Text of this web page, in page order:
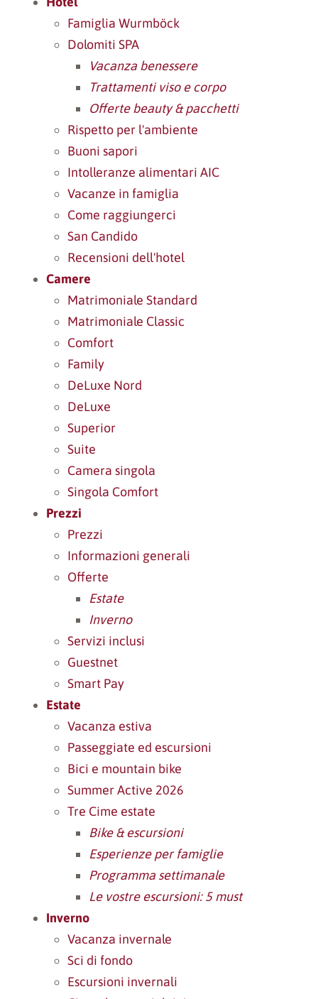
Famiglia Wurmböck
Dolomiti SPA
Vacanza benessere
Trattamenti viso e corpo
Offerte beauty & pacchetti
Rispetto per l'ambiente
Buoni sapori
Intolleranze alimentari AIC
Vacanze in famiglia
Come raggiungerci
San Candido
Recensioni dell'hotel
Camere
Matrimoniale Standard
Matrimoniale Classic
Comfort
Family
DeLuxe Nord
DeLuxe
Superior
Suite
Camera singola
Singola Comfort
Prezzi
Prezzi
Informazioni generali
Offerte
Estate
Inverno
Servizi inclusi
Guestnet
Smart Pay
Estate
Vacanza estiva
Passeggiate ed escursioni
Bici e mountain bike
Summer Active 2026
Tre Cime estate
Bike & escursioni
Esperienze per famiglie
Programma settimanale
Le vostre escursioni: 5 must
Inverno
Vacanza invernale
Sci di fondo
Escursioni invernali